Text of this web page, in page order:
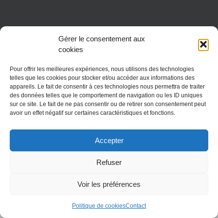
Gérer le consentement aux
cookies
Pour offrir les meilleures expériences, nous utilisons des technologies
telles que les cookies pour stocker et/ou accéder aux informations des
appareils. Le fait de consentir à ces technologies nous permettra de traiter
des données telles que le comportement de navigation ou les ID uniques
sur ce site. Le fait de ne pas consentir ou de retirer son consentement peut
avoir un effet négatif sur certaines caractéristiques et fonctions.
Accepter
Refuser
Voir les préférences
Politique de cookiesContact
Copyright 2018 Fondation réseau Solidaris